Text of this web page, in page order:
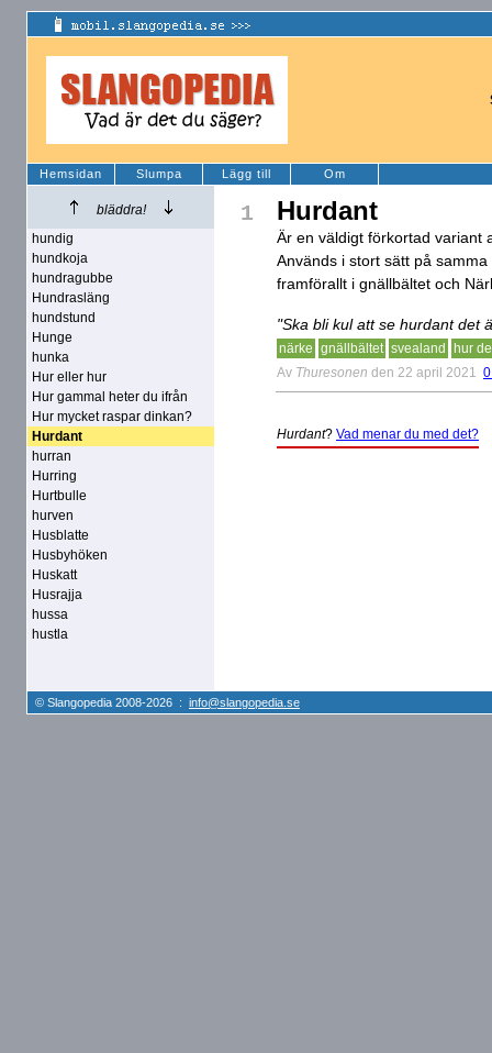
Hemsidan Slumpa Lägg till Om
bläddra!
hundig
hundkoja
hundragubbe
Hundrasläng
hundstund
Hunge
hunka
Hur eller hur
Hur gammal heter du ifrån
Hur mycket raspar dinkan?
Hurdant
hurran
Hurring
Hurtbulle
hurven
Husblatte
Husbyhöken
Huskatt
Husrajja
hussa
hustla
1 Hurdant
Är en väldigt förkortad variant
Används i stort sätt på
framförallt i gnällbältet och
"Ska bli kul att se hurdant det
närke gnällbältet svealand
hur
Av Thuresonen den 22 april 2021
Hurdant? Vad menar du med det?
© Slangopedia 2008-2026 : info@slangopedia.se